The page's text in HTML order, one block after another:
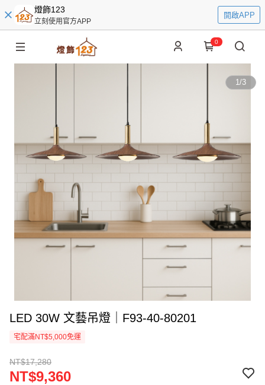
燈飾123
立刻使用官方APP
開啟APP
0
1/3
LED 30W 文藝吊燈｜F93-40-80201
宅配滿NT$5,000免運
NT$17,280
NT$9,360